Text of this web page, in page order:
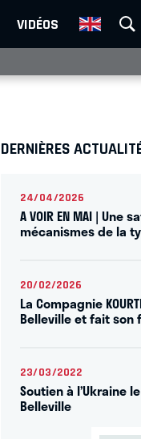
VIDÉOS
DERNIÈRES
24/04/2026
A VOIR EN MAI |
mécanismes de la
20/02/2026
La Compagnie
Belleville et fait son
23/03/2022
Soutien à l’Ukraine
Belleville